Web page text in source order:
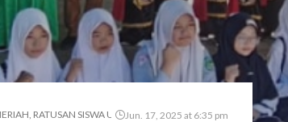
RATUSAN SISWA UNJUK TALENTA SENI
Jun. 17, 2025 at 6:35 pm